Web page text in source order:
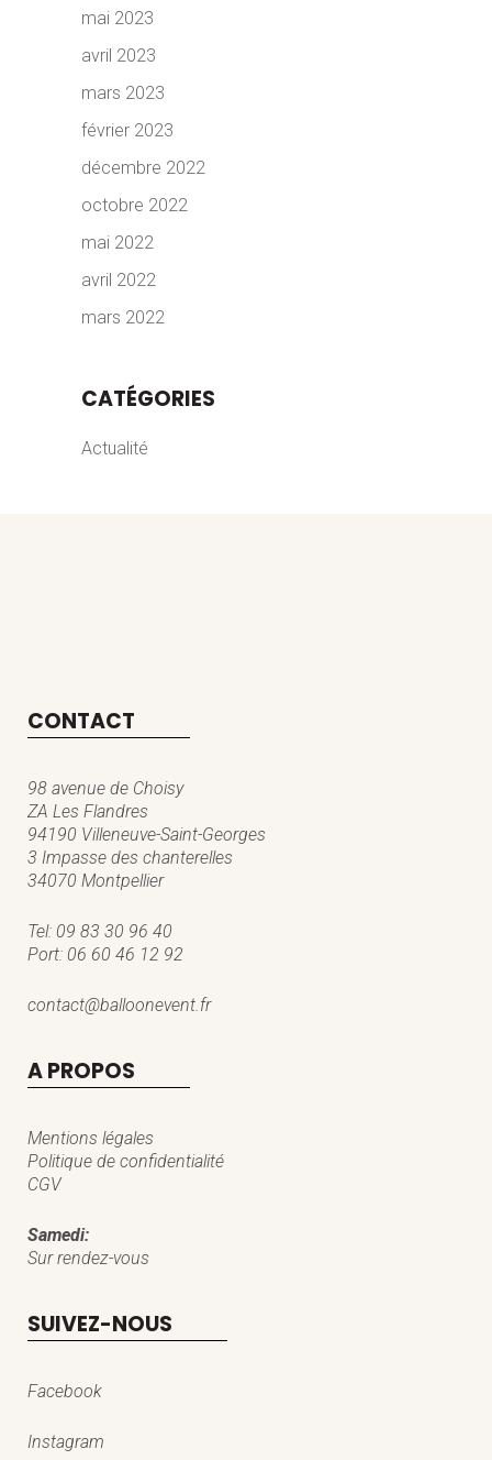
mai 2023
avril 2023
mars 2023
février 2023
décembre 2022
octobre 2022
mai 2022
avril 2022
mars 2022
CATÉGORIES
Actualité
CONTACT
98 avenue de Choisy
ZA Les Flandres
94190 Villeneuve-Saint-Georges
3 Impasse des chanterelles
34070 Montpellier
Tel: 09 83 30 96 40
Port: 06 60 46 12 92
contact@balloonevent.fr
A PROPOS
Mentions légales
Politique de confidentialité
CGV
Samedi:
Sur rendez-vous
SUIVEZ-NOUS
Facebook
Instagram